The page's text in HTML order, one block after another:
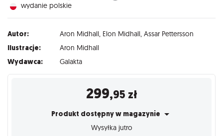
wydanie polskie
Autor: Aron Midhall, Elon Midhall, Assar Pettersson
Ilustracje: Aron Midhall
Wydawca: Galakta
299,95 zł
Produkt dostępny w magazynie
Wysyłka jutro